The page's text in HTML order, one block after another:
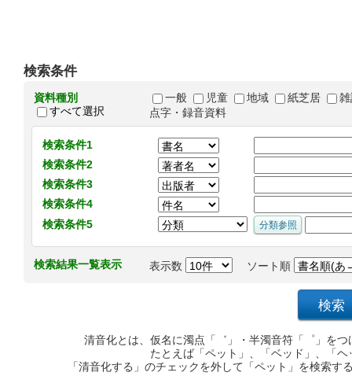
検索条件
資料種別
すべて選択
一般 児童 地域 紙芝居
点字・録音資料
検索条件1
検索条件2
検索条件3
検索条件4
検索条件5
検索結果一覧表示 表示数 ソート順
清音化とは、仮名に濁点「゛」・半濁音符「゜」を
たとえば「ペット」、「ベッド」、「
「清音化する」のチェックを外して「ペット」を検索